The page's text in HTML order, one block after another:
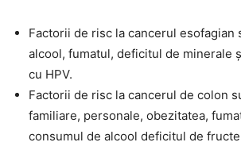
Factorii de risc la cancerul esofagian
alcool, fumatul, deficitul de minerale
cu HPV.
Factorii de risc la cancerul de colon
familiare, personale, obezitatea,
consumul de alcool deficitul de